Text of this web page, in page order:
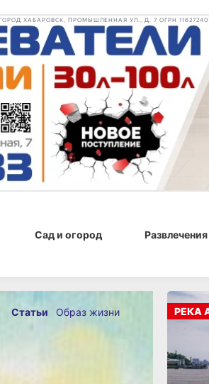
ХАБАРОВСК, ПРОМЫШЛЕННАЯ УЛ., Д. 7 ОГРН
Сад и огород Развлечения
Статьи Образ жизни РЕКА